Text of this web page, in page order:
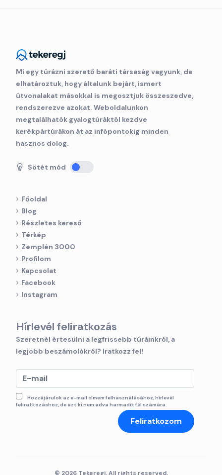
Mi egy túrázni szerető baráti társaság vagyunk, de
elhatároztuk, hogy általunk bejárt, ismert
útvonalakat másokkal is megosztjuk összeszedve,
rendszerezve azokat. Weboldalunkon
megtalálhatók gyalogtúráktól kezdve
kerékpártúrákon át az infópontokig minden
hasznos dolog.
Sötét mód
Főoldal
Blog
Részletes kereső
Térkép
Zemplén 3000
Profilom
Kapcsolat
Facebook
Instagram
Hírlevél feliratkozás
Szeretnél értesülni a legfrissebb túráinkról, a
legjobb beszámolókról? Iratkozz fel!
Hozzájárulok az e-mail címem felhasználásához, hírlevél
feliratkozáshoz, de azt ki nem adva harmadik fél számára.
Feliratkozom
© 2026 Tekeregj. All rights reserved.